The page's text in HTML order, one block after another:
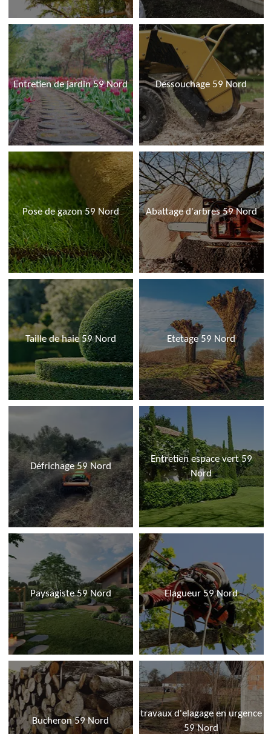
Entretien de jardin 59 Nord Dessouchage 59 Nord
Pose de gazon 59 Nord Abattage d'arbres 59 Nord
Taille de haie 59 Nord Etetage 59 Nord
Défrichage 59 Nord
Entretien espace vert 59
Nord
Paysagiste 59 Nord Elagueur 59 Nord
Bucheron 59 Nord
travaux d'elagage en urgence
59 Nord